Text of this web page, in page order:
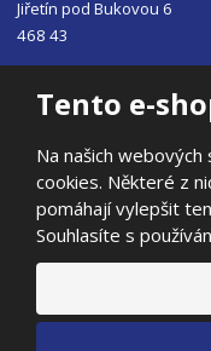
Tento e-
Na našich
cookies. Některé z
pomáhají vylepšit
Souhlasíte s
Jiřetín pod Bukovou 6
468 43
Email:sales@detoa.cz